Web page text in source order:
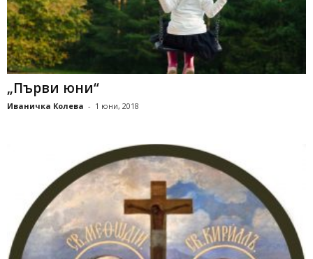
„Първи юни“
Иваничка Колева - 1 юни, 2018